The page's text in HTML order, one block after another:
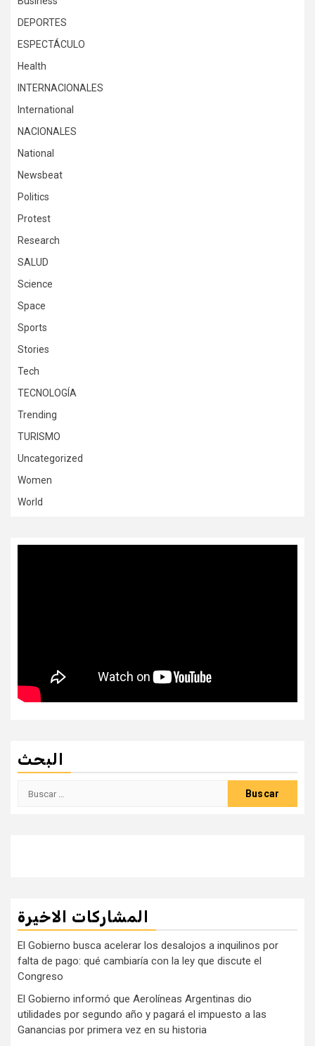
DEPORTES
ESPECTÁCULO
Health
INTERNACIONALES
International
NACIONALES
National
Newsbeat
Politics
Protest
Research
SALUD
Science
Space
Sports
Stories
Tech
TECNOLOGÍA
Trending
TURISMO
Uncategorized
Women
World
البحث
Buscar:
المشاركات الاخيرة
El Gobierno busca acelerar los desalojos a inquilinos por
falta de pago: qué cambiaría con la ley que discute el
Congreso
El Gobierno informó que Aerolíneas Argentinas dio
utilidades por segundo año y pagará el impuesto a las
Ganancias por primera vez en su historia